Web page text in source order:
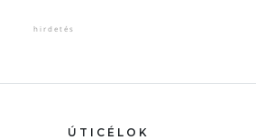
ÚTICÉLOK